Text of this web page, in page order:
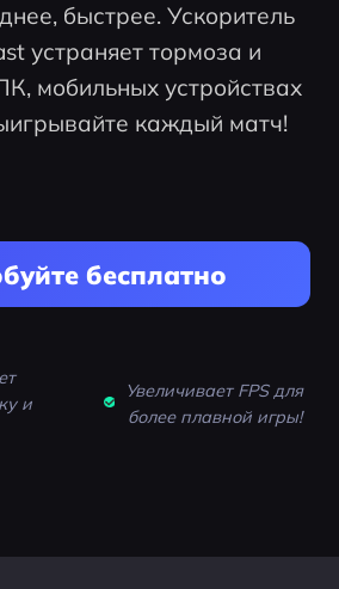
быстрее. Ускоритель
устраняет тормоза и
мобильных устройствах
каждый матч!
бесплатно
и
Увеличивает FPS для
более плавной игры!